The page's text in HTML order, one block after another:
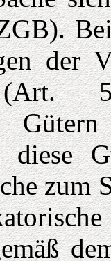
der
diese
zum